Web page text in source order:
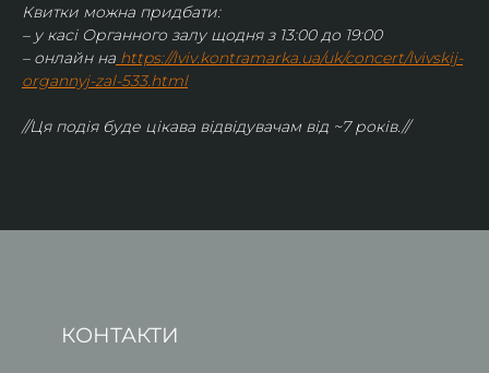
Квитки можна придбати:
– у касі Органного залу щодня з 13:00 до 19:00
– онлайн на https://lviv.kontramarka.ua/uk/concert/lvivskij-
organnyj-zal-533.html
//Ця подія буде цікава відвідувачам від ~7 років.//
КОНТАКТИ